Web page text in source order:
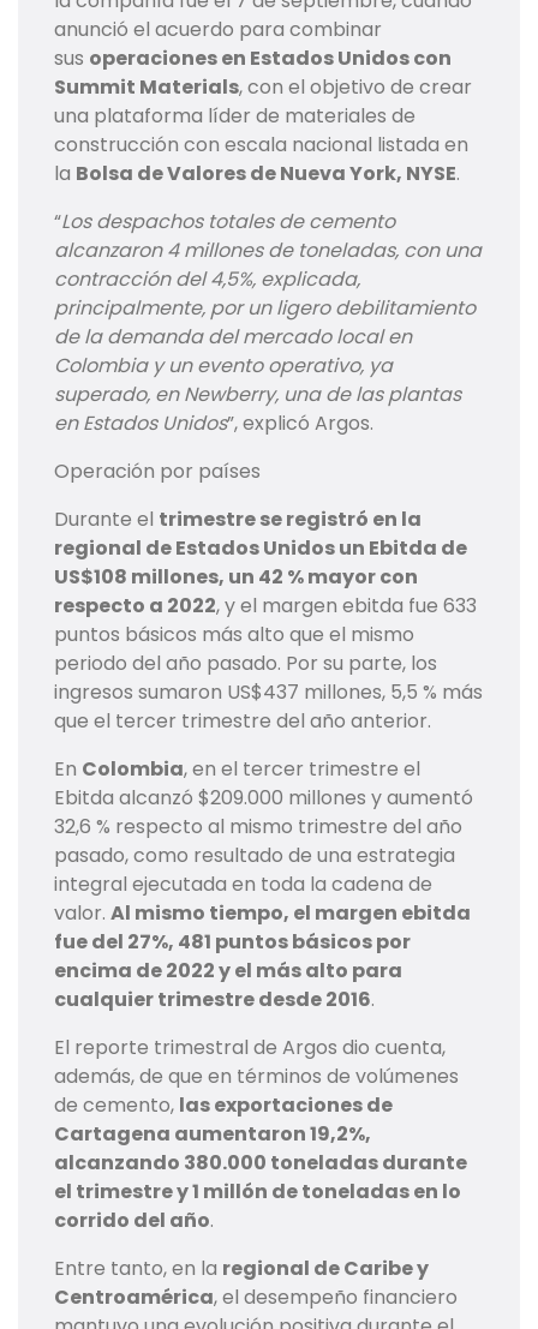
anunció el acuerdo para combinar
sus operaciones en Estados Unidos con
Summit Materials, con el objetivo de crear
una plataforma líder de materiales de
construcción con escala nacional listada en
la Bolsa de Valores de Nueva York, NYSE.
“Los despachos totales de cemento
alcanzaron 4 millones de toneladas, con una
contracción del 4,5%, explicada,
principalmente, por un ligero debilitamiento
de la demanda del mercado local en
Colombia y un evento operativo, ya
superado, en Newberry, una de las plantas
en Estados Unidos”, explicó Argos.
Operación por países
Durante el trimestre se registró en la
regional de Estados Unidos un Ebitda de
US$108 millones, un 42 % mayor con
respecto a 2022, y el margen ebitda fue 633
puntos básicos más alto que el mismo
periodo del año pasado. Por su parte, los
ingresos sumaron US$437 millones, 5,5 % más
que el tercer trimestre del año anterior.
En Colombia, en el tercer trimestre el
Ebitda alcanzó $209.000 millones y aumentó
32,6 % respecto al mismo trimestre del año
pasado, como resultado de una estrategia
integral ejecutada en toda la cadena de
valor. Al mismo tiempo, el margen ebitda
fue del 27%, 481 puntos básicos por
encima de 2022 y el más alto para
cualquier trimestre desde 2016.
El reporte trimestral de Argos dio cuenta,
además, de que en términos de volúmenes
de cemento, las exportaciones de
Cartagena aumentaron 19,2%,
alcanzando 380.000 toneladas durante
el trimestre y 1 millón de toneladas en lo
corrido del año.
Entre tanto, en la regional de Caribe y
Centroamérica, el desempeño financiero